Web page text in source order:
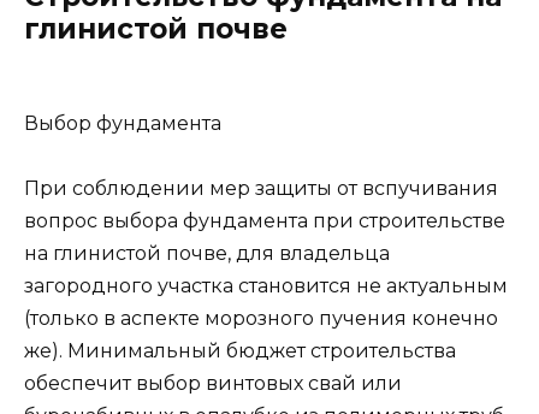
глинистой почве
Выбор фундамента
При соблюдении мер защиты от вспучивания
вопрос выбора фундамента при строительстве
на глинистой почве, для владельца
загородного участка становится не актуальным
(только в аспекте морозного пучения конечно
же). Минимальный бюджет строительства
обеспечит выбор винтовых свай или